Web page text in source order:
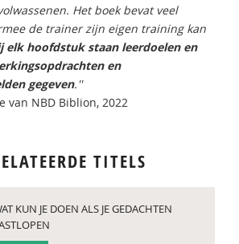
Het boek bevat veel
de trainer zijn eigen training kan
elk hoofdstuk staan leerdoelen en
en
gegeven.''
van NBD Biblion, 2022
TITELS
KUN JE DOEN ALS JE GEDACHTEN